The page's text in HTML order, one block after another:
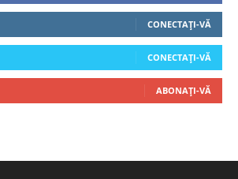
CONECTAȚI-VĂ
CONECTAȚI-VĂ
ABONAȚI-VĂ